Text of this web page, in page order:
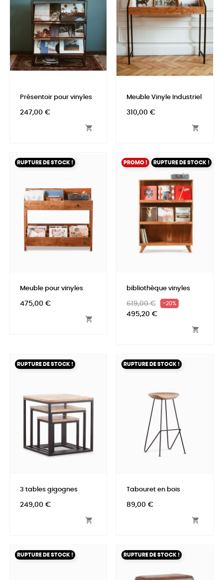
Présentoir pour vinyles
Prix
247,00 €

Meuble Vinyle Industriel
Prix
310,00 €

RUPTURE DE STOCK !
Meuble pour vinyles
Prix
475,00 €

PROMO ! RUPTURE DE STOCK !
bibliothèque vinyles
Prix
habituel
619,00 € -20%
495,20 €

RUPTURE DE STOCK !
3 tables gigognes
Prix
249,00 €

RUPTURE DE STOCK !
Tabouret en bois
Prix
89,00 €

RUPTURE DE STOCK ! RUPTURE DE STOCK !